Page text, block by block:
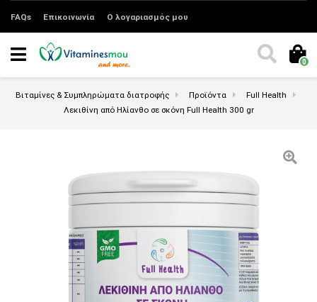
FAQs Επικοινωνία Ο λογαριασμός μου
0
Βιταμίνες & Συμπληρώματα διατροφής Προϊόντα
Full Health
Λεκιθίνη από Ηλίανθο σε σκόνη Full Health 300 gr